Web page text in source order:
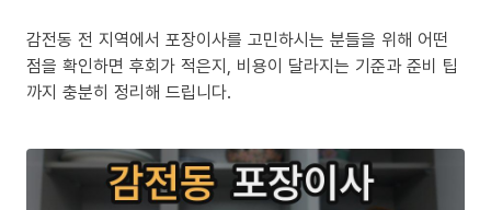
감전동 전 지역에서 포장이사를 고민하시는 분들을 위해 어떤
점을 확인하면 후회가 적은지, 비용이 달라지는 기준과 준비 팁
까지 충분히 정리해 드립니다.